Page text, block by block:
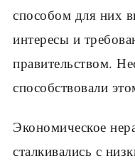
способом для них
интересы и
правительством.
способствовали
Экономическое
сталкивались с